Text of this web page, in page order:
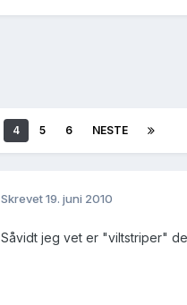
4 5 6 NESTE
Skrevet19. juni 2010
Såvidt jeg vet er "viltstriper"